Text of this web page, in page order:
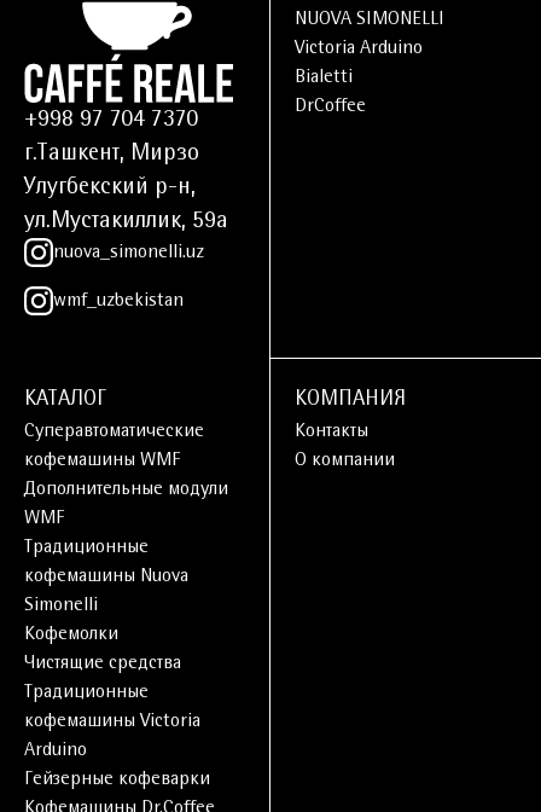
+998 97 704 7370
г.Ташкент, Мирзо
Улугбекский р-н,
ул.Мустакиллик, 59а
nuova_simonelli.uz
wmf_uzbekistan
NUOVA SIMONELLI
Victoria Arduino
Bialetti
DrCoffee
КАТАЛОГ
Суперавтоматические
кофемашины WMF
Дополнительные модули
WMF
Традиционные
кофемашины Nuova
Simonelli
Кофемолки
Чистящие средства
Традиционные
кофемашины Victoria
Arduino
Гейзерные кофеварки
Кофемашины Dr.Coffee
КОМПАНИЯ
Контакты
О компании